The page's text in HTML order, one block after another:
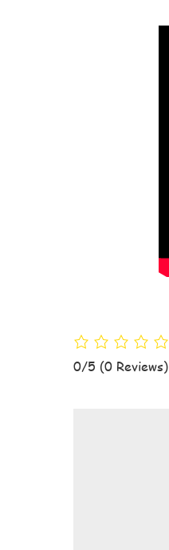
0/5 (0 Reviews)